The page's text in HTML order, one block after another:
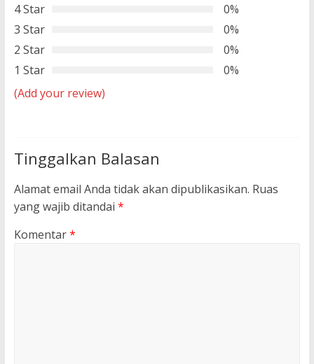
4 Star
0%
3 Star
0%
2 Star
0%
1 Star
0%
(Add your review)
Tinggalkan Balasan
Alamat email Anda tidak akan dipublikasikan. Ruas
yang wajib ditandai *
Komentar*